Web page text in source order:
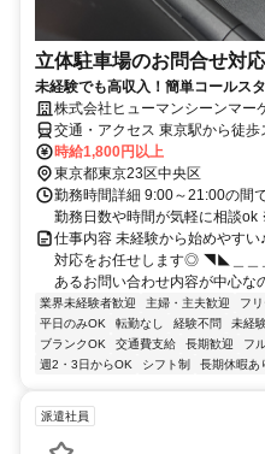
立体駐車場のお問合せ対応
未経験でも高収入！簡単コールス
株式会社ヒューマンシーンマー
交通・アクセス 東京駅から徒歩
時給1,800円以上
東京都東京23区中央区
勤務時間詳細 9:00～21:00の間
勤務日数や時間が気軽に相談
仕事内容 未経験から始めやす
対応をお任せします◎ ◥◣＿＿
あるお問い合わせ内容が中心な
業界未経験者歓迎 主婦・主夫歓迎 フ
平日のみOK
転勤なし 経験不問 未経
ブランクOK
交通費支給 長期歓迎 フ
週2・3日からOK
シフト制 長期休暇あ
派遣社員